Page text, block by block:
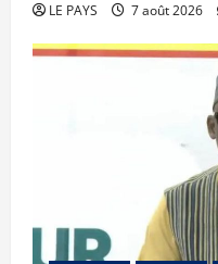
LE PAYS 7 août 2026